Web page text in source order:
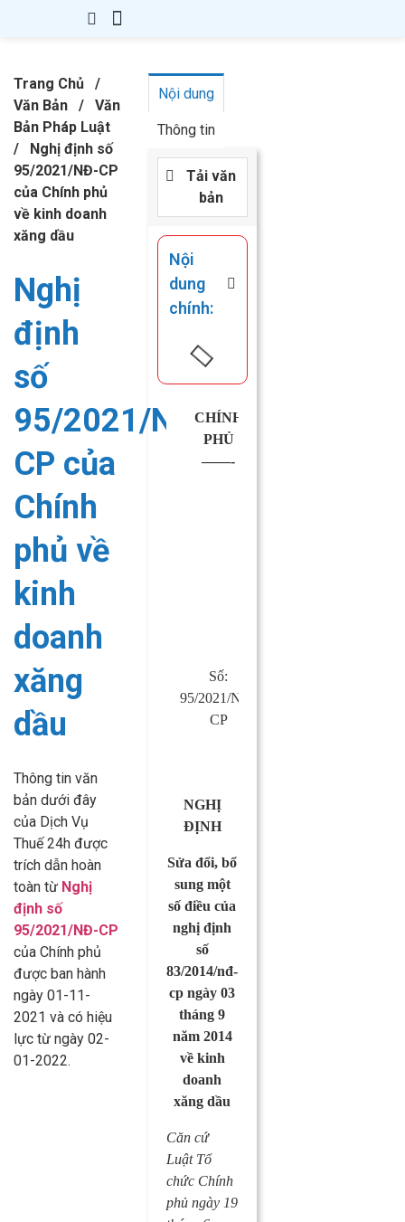
Trang Chủ
/
Văn Bản
/
Văn
Bản Pháp Luật
/
Nghị định số
95/2021/NĐ-CP
của Chính phủ
về kinh doanh
xăng dầu
Nghị
định
số
95/2021/NĐ-
CP của
Chính
phủ về
kinh
doanh
xăng
dầu
Thông tin văn
bản dưới đây
của Dịch Vụ
Thuế 24h được
trích dẫn hoàn
toàn từ Nghị
định số
95/2021/NĐ-CP
của Chính phủ
được ban hành
ngày 01-11-
2021 và có hiệu
lực từ ngày 02-
01-2022.
Nội dung
Thông tin
Tải văn
bản
Nội
dung
chính:
CHÍNH
PHỦ
——-
Số:
95/2021/NĐ-
CP
NGHỊ
ĐỊNH
Sửa đổi, bổ
sung một
số điều của
nghị định
số
83/2014/nđ-
cp ngày 03
tháng 9
năm 2014
về kinh
doanh
xăng dầu
Căn cứ
Luật Tổ
chức Chính
phủ ngày 19